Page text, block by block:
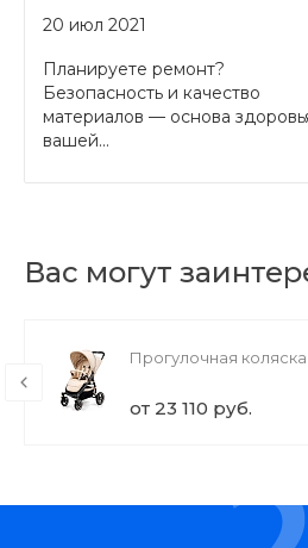
20 июл 2021
Планируете ремонт?
Безопасность и качество
материалов — основа
вашей...
Вас могут
Прогулочная
от 23 110 руб.